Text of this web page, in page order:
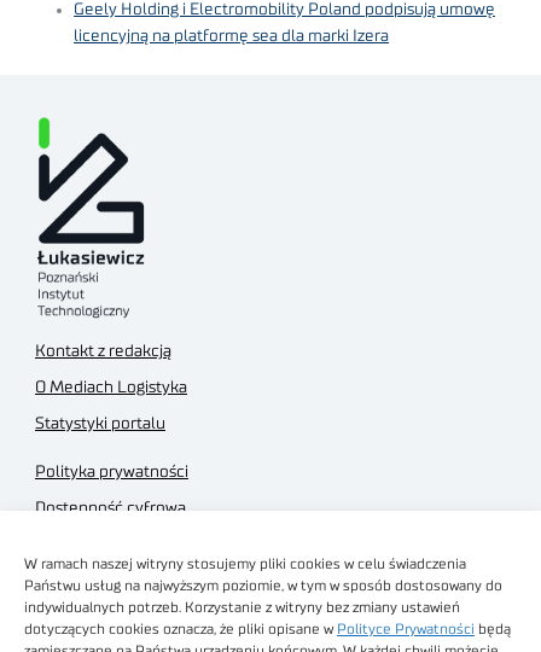
W ramach naszej witryny stosujemy pliki cookies w celu świadczenia
Państwu usług na najwyższym poziomie, w tym w sposób dostosowany do
indywidualnych potrzeb. Korzystanie z witryny bez zmiany ustawień
dotyczących cookies oznacza, że pliki opisane w Polityce Prywatności będą
Geely Holding i Electromobility Poland podpisują umowę
licencyjną na platformę sea dla marki Izera
Kontakt z redakcją
O Mediach Logistyka
Statystyki portalu
Polityka prywatności
Dostępność cyfrowa
Regulamin sklepu